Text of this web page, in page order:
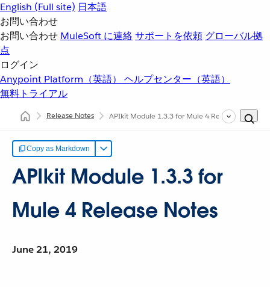
English (Full site) 日本語
お問い合わせ
お問い合わせ MuleSoft に連絡サポートを依頼 グローバル拠
点
ログイン
Anypoint Platform（英語） ヘルプセンター（英語）
無料トライアル
Release Notes APIkit Module 1.3.3 for Mule 4 Release Notes
Copy as Markdown
APIkit Module 1.3.3 for
Mule 4 Release Notes
June 21, 2019